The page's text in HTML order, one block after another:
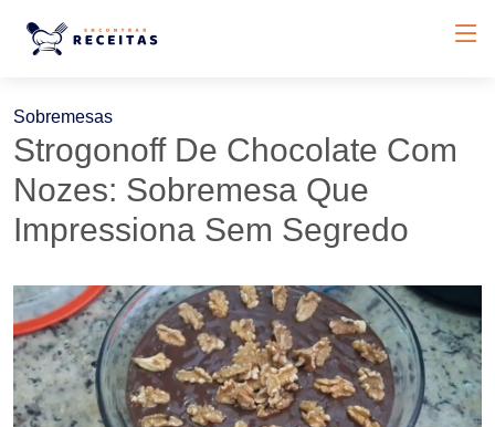
Sobremesas
Strogonoff De Chocolate Com
Nozes: Sobremesa Que
Impressiona Sem Segredo